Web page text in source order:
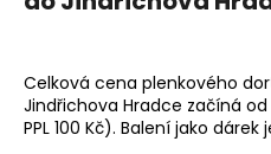
Celková cena plenkového
Jindřichova Hradce začíná od
PPL 100 Kč). Balení jako